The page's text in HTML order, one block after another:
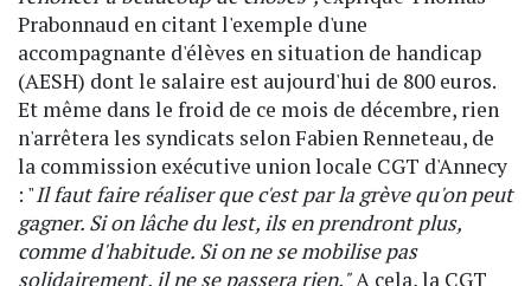
Prabonnaud en citant l'exemple d'une
accompagnante d'élèves en situation de handicap
(AESH) dont le salaire est aujourd'hui de 800 euros.
Et même dans le froid de ce mois de décembre, rien
n'arrêtera les syndicats selon Fabien Renneteau, de
la commission exécutive union locale CGT d'Annecy
: "Il faut faire réaliser que c'est par la grève qu'on peut
gagner. Si on lâche du lest, ils en prendront plus,
comme d'habitude. Si on ne se mobilise pas
solidairement, il ne se passera rien."A cela, la CGT